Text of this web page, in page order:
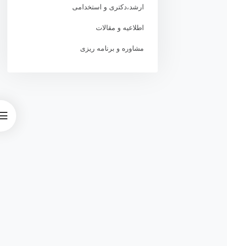
ارشد،دکتری و استخدامی
اطلاعیه و مقالات
مشاوره و برنامه ریزی